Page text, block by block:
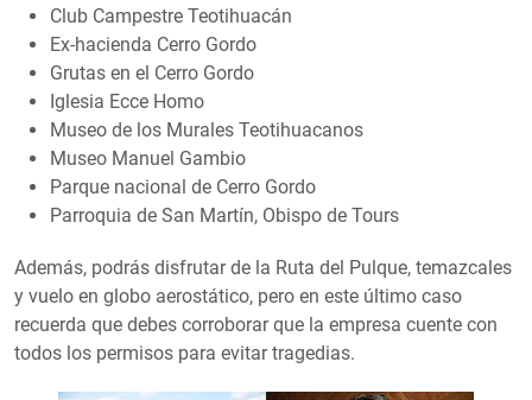
Club Campestre Teotihuacán
Ex-hacienda Cerro Gordo
Grutas en el Cerro Gordo
Iglesia Ecce Homo
Museo de los Murales Teotihuacanos
Museo Manuel Gambio
Parque nacional de Cerro Gordo
Parroquia de San Martín, Obispo de Tours
Además, podrás disfrutar de la Ruta del Pulque, temazcales
y vuelo en globo aerostático, pero en este último caso
recuerda que debes corroborar que la empresa cuente con
todos los permisos para evitar tragedias.